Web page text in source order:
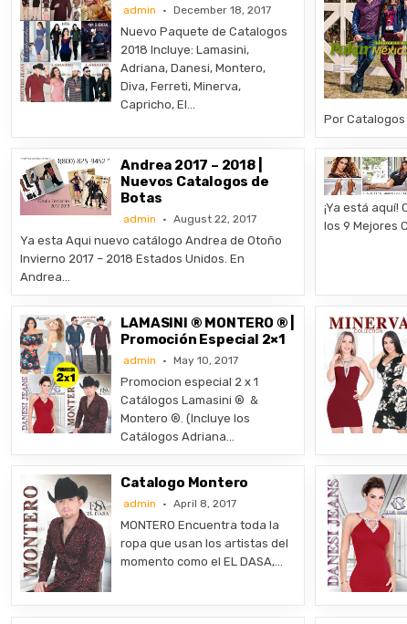
admin December 18, 2017
Nuevo Paquete de Catalogos
2018 Incluye: Lamasini,
Adriana, Danesi, Montero,
Diva, Ferreti, Minerva,
Capricho, El…
Por Catalogos
Andrea 2017 – 2018 |
Nuevos Catalogos de
Botas
admin August 22, 2017
Ya esta Aqui nuevo catálogo Andrea de Otoño
Invierno 2017 – 2018 Estados Unidos. En
Andrea…
¡Ya está aquí!
los 9 Mejores
LAMASINI ® MONTERO ® |
Promoción Especial 2×1
admin May 10, 2017
Promocion especial 2 x 1
Catálogos Lamasini ® &
Montero ®. (Incluye los
Catálogos Adriana…
Catalogo Montero
admin April 8, 2017
MONTERO Encuentra toda la
ropa que usan los artistas del
momento como el EL DASA,…